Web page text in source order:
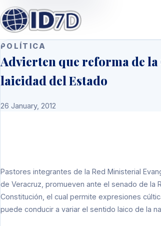
POLÍTICA
Advierten que reforma de
laicidad del Estado
26 January, 2012
Pastores integrantes de la Red Ministerial
de Veracruz, promueven ante el senado de la
Constitución, el cual permite expresiones
puede conducir a variar el sentido laico de la